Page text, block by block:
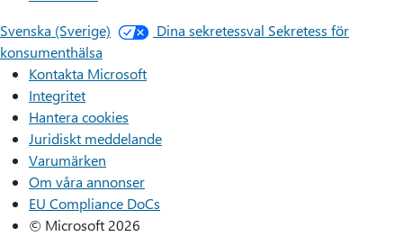
Svenska (Sverige)
Dina sekretessval Sekretess för
konsumenthälsa
Kontakta Microsoft
Integritet
Hantera cookies
Juridiskt meddelande
Varumärken
Om våra annonser
EU Compliance DoCs
© Microsoft 2026